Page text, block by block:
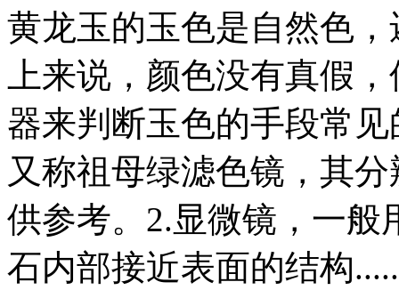
黄龙玉的玉色是自然色
上来说，颜色没有真假
器来判断玉色的手段常
又称祖母绿滤色镜，其
供参考。2.显微镜，一般
石内部接近表面的结构